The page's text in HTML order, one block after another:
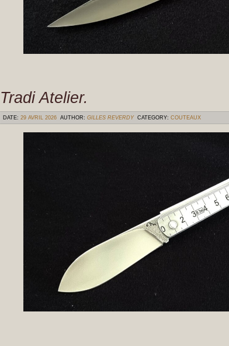
Tradi Atelier.
DATE: 29 AVRIL 2026 AUTHOR: GILLES REVERDY CATEGORY: COUTEAUX